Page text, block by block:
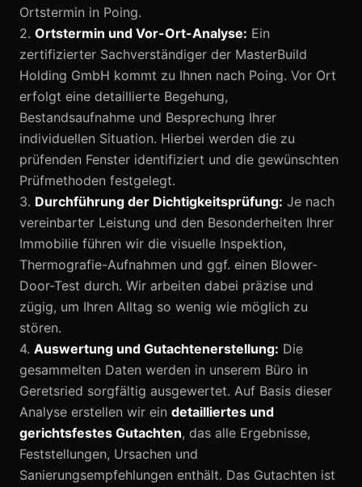
Ortstermin in Poing.
2. Ortstermin und Vor-Ort-Analyse: Ein
zertifizierter Sachverständiger der MasterBuild
Holding GmbH kommt zu Ihnen nach Poing. Vor Ort
erfolgt eine detaillierte Begehung,
Bestandsaufnahme und Besprechung Ihrer
individuellen Situation. Hierbei werden die zu
prüfenden Fenster identifiziert und die gewünschten
Prüfmethoden festgelegt.
3. Durchführung der Dichtigkeitsprüfung: Je nach
vereinbarter Leistung und den Besonderheiten Ihrer
Immobilie führen wir die visuelle Inspektion,
Thermografie-Aufnahmen und ggf. einen Blower-
Door-Test durch. Wir arbeiten dabei präzise und
zügig, um Ihren Alltag so wenig wie möglich zu
stören.
4. Auswertung und Gutachtenerstellung: Die
gesammelten Daten werden in unserem Büro in
Geretsried sorgfältig ausgewertet. Auf Basis dieser
Analyse erstellen wir ein detailliertes und
gerichtsfestes Gutachten, das alle Ergebnisse,
Feststellungen, Ursachen und
Sanierungsempfehlungen enthält. Das Gutachten ist